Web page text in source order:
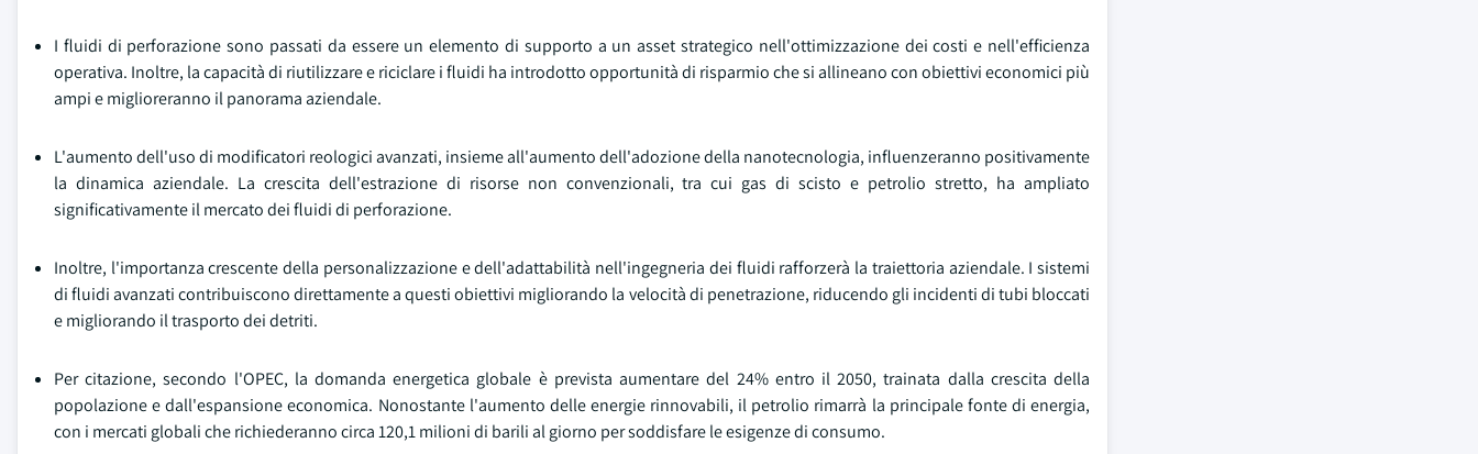
I fluidi di perforazione sono passati da essere un elemento di supporto a un asset strategico nell'ottimizzazione dei costi e nell'efficienza
operativa. Inoltre, la capacità di riutilizzare e riciclare i fluidi ha introdotto opportunità di risparmio che si allineano con obiettivi economici più
ampi e miglioreranno il panorama aziendale.
L'aumento dell'uso di modificatori reologici avanzati, insieme all'aumento dell'adozione della nanotecnologia, influenzeranno positivamente
la dinamica aziendale. La crescita dell'estrazione di risorse non convenzionali, tra cui gas di scisto e petrolio stretto, ha ampliato
significativamente il mercato dei fluidi di perforazione.
Inoltre, l'importanza crescente della personalizzazione e dell'adattabilità nell'ingegneria dei fluidi rafforzerà la traiettoria aziendale. I sistemi
di fluidi avanzati contribuiscono direttamente a questi obiettivi migliorando la velocità di penetrazione, riducendo gli incidenti di tubi bloccati
e migliorando il trasporto dei detriti.
Per citazione, secondo l'OPEC, la domanda energetica globale è prevista aumentare del 24% entro il 2050, trainata dalla crescita della
popolazione e dall'espansione economica. Nonostante l'aumento delle energie rinnovabili, il petrolio rimarrà la principale fonte di energia,
con i mercati globali che richiederanno circa 120,1 milioni di barili al giorno per soddisfare le esigenze di consumo.